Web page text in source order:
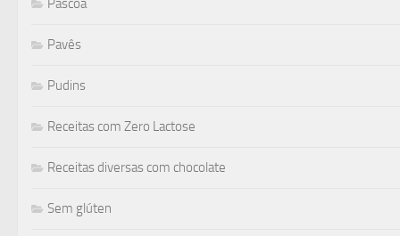
Páscoa
Pavês
Pudins
Receitas com Zero Lactose
Receitas diversas com chocolate
Sem glúten